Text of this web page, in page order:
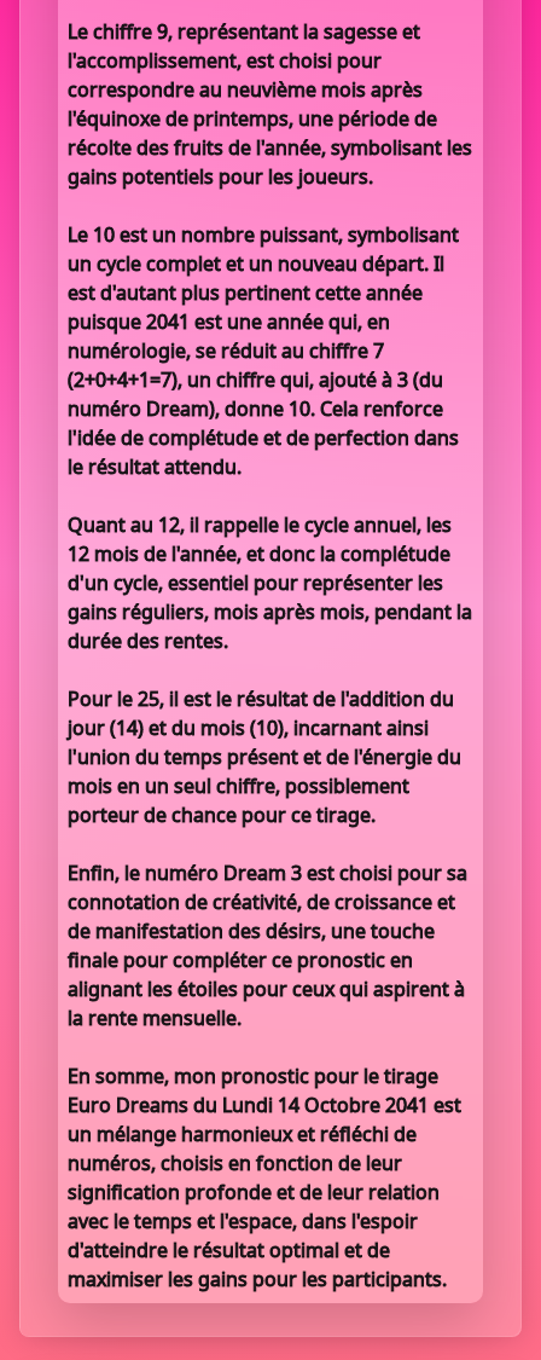
Le chiffre 9, représentant la sagesse et
l'accomplissement, est choisi pour
correspondre au neuvième mois après
l'équinoxe de printemps, une période de
récolte des fruits de l'année, symbolisant les
gains potentiels pour les joueurs.
Le 10 est un nombre puissant, symbolisant
un cycle complet et un nouveau départ. Il
est d'autant plus pertinent cette année
puisque 2041 est une année qui, en
numérologie, se réduit au chiffre 7
(2+0+4+1=7), un chiffre qui, ajouté à 3 (du
numéro Dream), donne 10. Cela renforce
l'idée de complétude et de perfection dans
le résultat attendu.
Quant au 12, il rappelle le cycle annuel, les
12 mois de l'année, et donc la complétude
d'un cycle, essentiel pour représenter les
gains réguliers, mois après mois, pendant la
durée des rentes.
Pour le 25, il est le résultat de l'addition du
jour (14) et du mois (10), incarnant ainsi
l'union du temps présent et de l'énergie du
mois en un seul chiffre, possiblement
porteur de chance pour ce tirage.
Enfin, le numéro Dream 3 est choisi pour sa
connotation de créativité, de croissance et
de manifestation des désirs, une touche
finale pour compléter ce pronostic en
alignant les étoiles pour ceux qui aspirent à
la rente mensuelle.
En somme, mon pronostic pour le tirage
Euro Dreams du Lundi 14 Octobre 2041 est
un mélange harmonieux et réfléchi de
numéros, choisis en fonction de leur
signification profonde et de leur relation
avec le temps et l'espace, dans l'espoir
d'atteindre le résultat optimal et de
maximiser les gains pour les participants.